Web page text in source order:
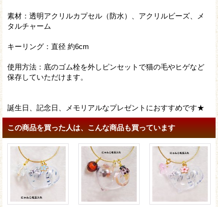
素材：透明アクリルカプセル（防水）、アクリルビーズ、メ
タルチャーム
キーリング：直径 約6cm
使用方法：底のゴム栓を外しピンセットで猫の毛やヒゲなど
保存していただけます。
誕生日、記念日、メモリアルなプレゼントにおすすめです★
この商品を買った人は、こんな商品も買っています